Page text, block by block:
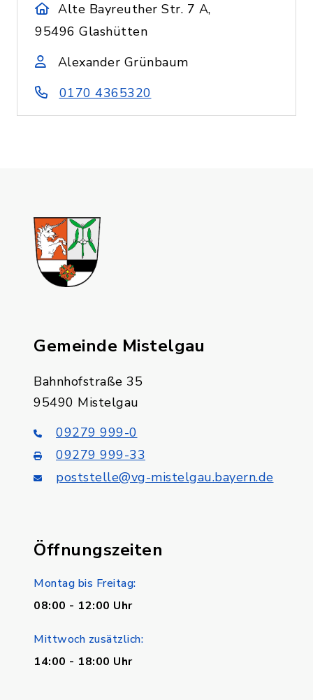
Alte Bayreuther Str. 7 A,
95496 Glashütten
Alexander Grünbaum
0170 4365320
Gemeinde Mistelgau
Bahnhofstraße 35
95490 Mistelgau
09279 999-0
09279 999-33
poststelle@vg-mistelgau.bayern.de
Öffnungszeiten
Montag bis Freitag:
08:00 - 12:00 Uhr
Mittwoch zusätzlich:
14:00 - 18:00 Uhr